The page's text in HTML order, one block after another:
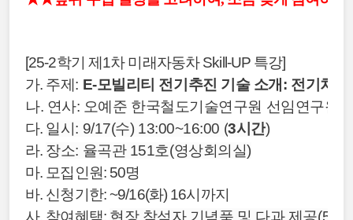
[25-2학기 제1차 미래자동차 Skill-UP 특강]
가. 주제: E-모빌리티 전기추진 기술 소개: 전기차
나. 연사: 오예준 한국철도기술연구원 선임연구원
다. 일시: 9/17(수) 13:00~16:00 (3시간)
라. 장소: 율곡관 151호(영상회의실)
마. 모집인원: 50명
바. 신청기한: ~9/16(화) 16시까지
사. 참여혜택: 현장 참석자 기념품 및 다과 제공(50